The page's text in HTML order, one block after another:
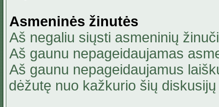
Asmeninės žinutės
Aš negaliu siųsti asmeninių
Aš gaunu nepageidaujamas
Aš gaunu nepageidaujamus
dėžutę nuo kažkurio šių